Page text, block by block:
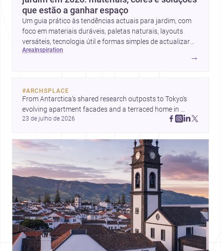
que estão a ganhar espaço
Um guia prático às tendências actuais para jardim, com
foco em materiais duráveis, paletas naturais, layouts
versáteis, tecnologia útil e formas simples de actualizar
sem obras totais.
area inspiration
→
#ARCHSPLACE
From Antarctica’s shared research outposts to Tokyo’s
evolving apartment facades and a terraced home in
Amman, these projects show how architecture adapts to
23 de julho de 2026